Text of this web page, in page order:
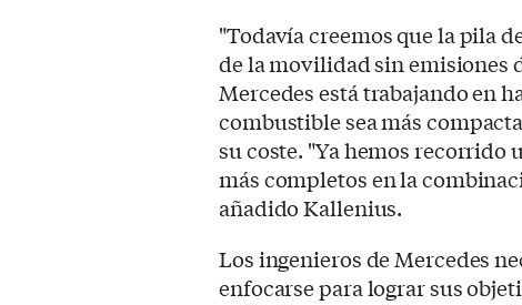
"Todavía creemos que la pila
de la movilidad sin emisiones
Mercedes está trabajando en
combustible sea más
su coste. "Ya hemos recorrido
más completos en la
añadido Kallenius.
Los ingenieros de Mercedes
enfocarse para lograr sus